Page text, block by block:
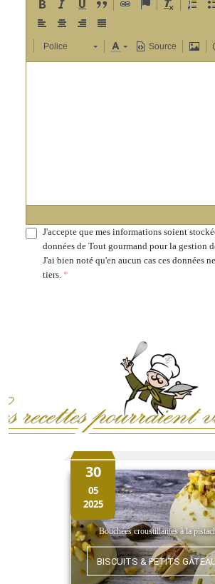
Police Source
J'accepte que mes informations soient
données de Tout gourmand pour la gestion
J'ai bien noté qu'en aucun cas ces données
tiers.
30
05
2025
Bouchées croustillantes à la
BISCUITS & PETITS